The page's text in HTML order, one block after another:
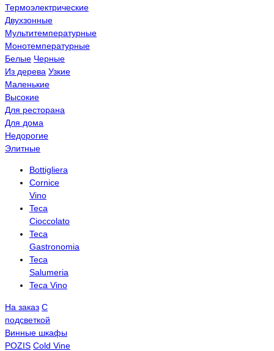
Термоэлектрические
Двухзонные
Мультитемпературные
Монотемпературные
Белые Черные
Из дерева Узкие
Маленькие
Высокие
Для ресторана
Для дома
Недорогие
Элитные
Bottigliera
Cornice
Vino
Teca
Cioccolato
Teca
Gastronomia
Teca
Salumeria
Teca Vino
На заказ С
подсветкой
Винные шкафы
POZIS Сold Vine